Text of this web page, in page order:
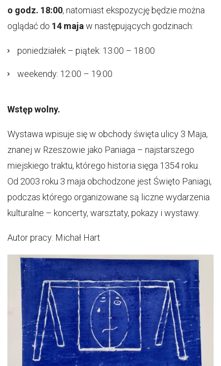
o godz. 18:00, natomiast ekspozycję będzie można
oglądać do 14 maja w następujących godzinach:
poniedziałek – piątek: 13:00 – 18:00
weekendy: 12:00 – 19:00
Wstęp wolny.
Wystawa wpisuje się w obchody święta ulicy 3 Maja,
znanej w Rzeszowie jako Paniaga – najstarszego
miejskiego traktu, którego historia sięga 1354 roku.
Od 2003 roku 3 maja obchodzone jest Święto Paniagi,
podczas którego organizowane są liczne wydarzenia
kulturalne – koncerty, warsztaty, pokazy i wystawy.
Autor pracy: Michał Hart